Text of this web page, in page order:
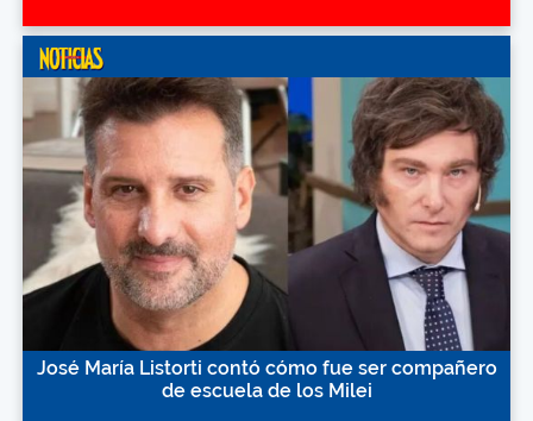
José María Listorti contó cómo fue ser compañero
de escuela de los Milei